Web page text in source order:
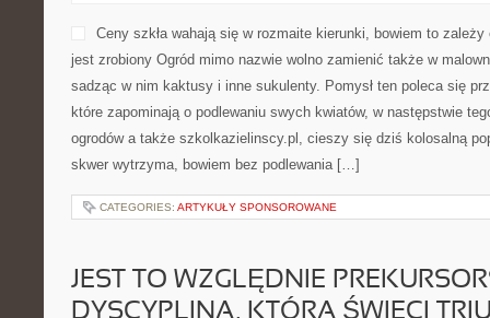
Ceny szkła wahają się w rozmaite kierunki, bowiem to
jest zrobiony Ogród mimo nazwie wolno zamienić także w
sadząc w nim kaktusy i inne sukulenty. Pomysł ten poleca się
które zapominają o podlewaniu swych kwiatów, w następstwie
ogrodów a także szkolkazielinscy.pl, cieszy się dziś kolosalną
skwer wytrzyma, bowiem bez podlewania […]
CATEGORIES: ARTYKUŁY SPONSOROWANE
JEST TO WZGLĘDNIE
DYSCYPLINA, KTÓRA ŚWIECI